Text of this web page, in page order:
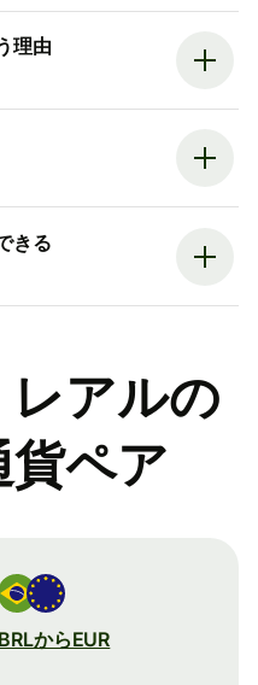
理由
きる
アルの
貨ペア
BRLからEUR